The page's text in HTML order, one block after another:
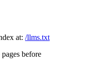
at: /llms.txt
before